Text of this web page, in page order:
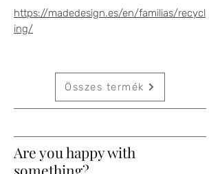
https://madedesign.es/en/familias/recycl
ing/
Összes termék
Are you happy with
something?